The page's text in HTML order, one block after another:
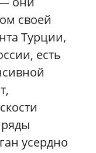
своей
Турции,
есть
ряды
усердно